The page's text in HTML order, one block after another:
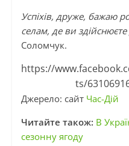
Успіхів, друже, бажаю
селам, де ви здійснюєте
Соломчук.
https://
ts/
Джерело: сайт Час-Дій
Читайте також: В
сезонну ягоду